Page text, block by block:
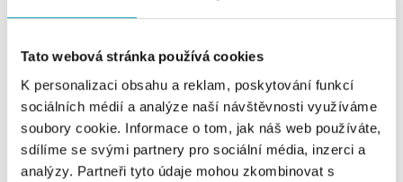
Tato webová stránka používá cookies
K personalizaci obsahu a reklam, poskytování funkcí
sociálních médií a analýze naší návštěvnosti využíváme
soubory cookie. Informace o tom, jak náš web používáte,
sdílíme se svými partnery pro sociální média, inzerci a
analýzy. Partneři tyto údaje mohou zkombinovat s